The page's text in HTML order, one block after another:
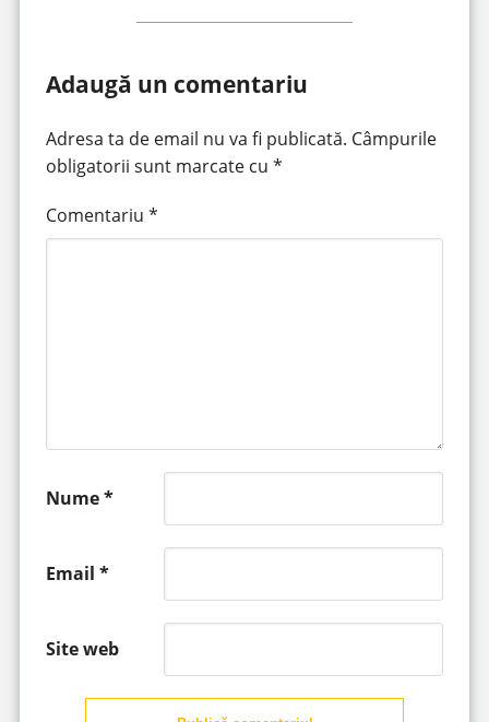
Adaugă un comentariu
Adresa ta de email nu va fi publicată. Câmpurile
obligatorii sunt marcate cu *
Comentariu *
Nume*
Email *
Site web